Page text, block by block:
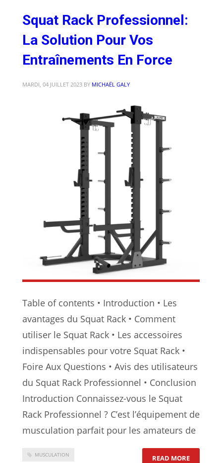
Squat Rack Professionnel:
La Solution Pour Vos
Entraînements En Force
MARDI, 04 JUILLET 2023 BY MICHAËL GALY
Table of contents • Introduction • Les
avantages du Squat Rack • Comment
utiliser le Squat Rack • Les accessoires
indispensables pour votre Squat Rack •
Foire Aux Questions • Avis des utilisateurs
du Squat Rack Professionnel • Conclusion
Introduction Connaissez-vous le Squat
Rack Professionnel ? C’est l’équipement de
musculation parfait pour les amateurs de
MUSCULATION READ MORE: SQUAT